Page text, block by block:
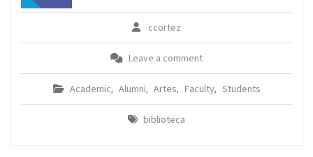
ccortez
Leave a comment
Academic, Alumni, Artes, Faculty, Students
biblioteca